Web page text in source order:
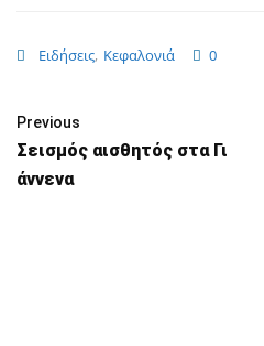
Ειδήσεις, Κεφαλονιά 0
Previous
Σεισμός αισθητός στα Γι
άννενα